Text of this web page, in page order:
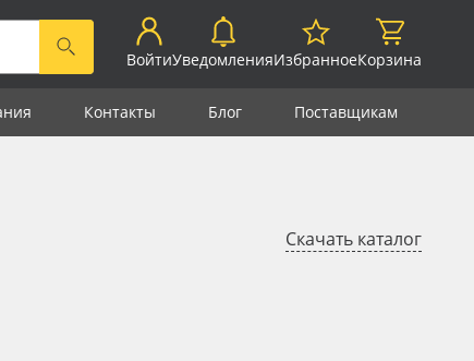
ВойтиУведомленияИзбранноеКорзина
Контакты Блог Поставщикам
Скачать каталог